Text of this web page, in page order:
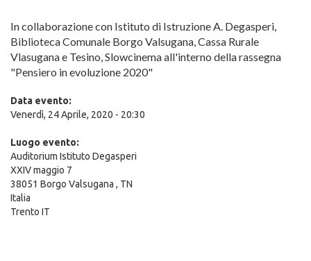
In collaborazione con Istituto di Istruzione A. Degasperi,
Biblioteca Comunale Borgo Valsugana, Cassa Rurale
Vlasugana e Tesino, Slowcinema all'interno della rassegna
"Pensiero in evoluzione 2020"
Data evento:
Venerdì, 24 Aprile, 2020 - 20:30
Luogo evento:
Auditorium Istituto Degasperi
XXIV maggio 7
38051 Borgo Valsugana , TN
Italia
Trento IT